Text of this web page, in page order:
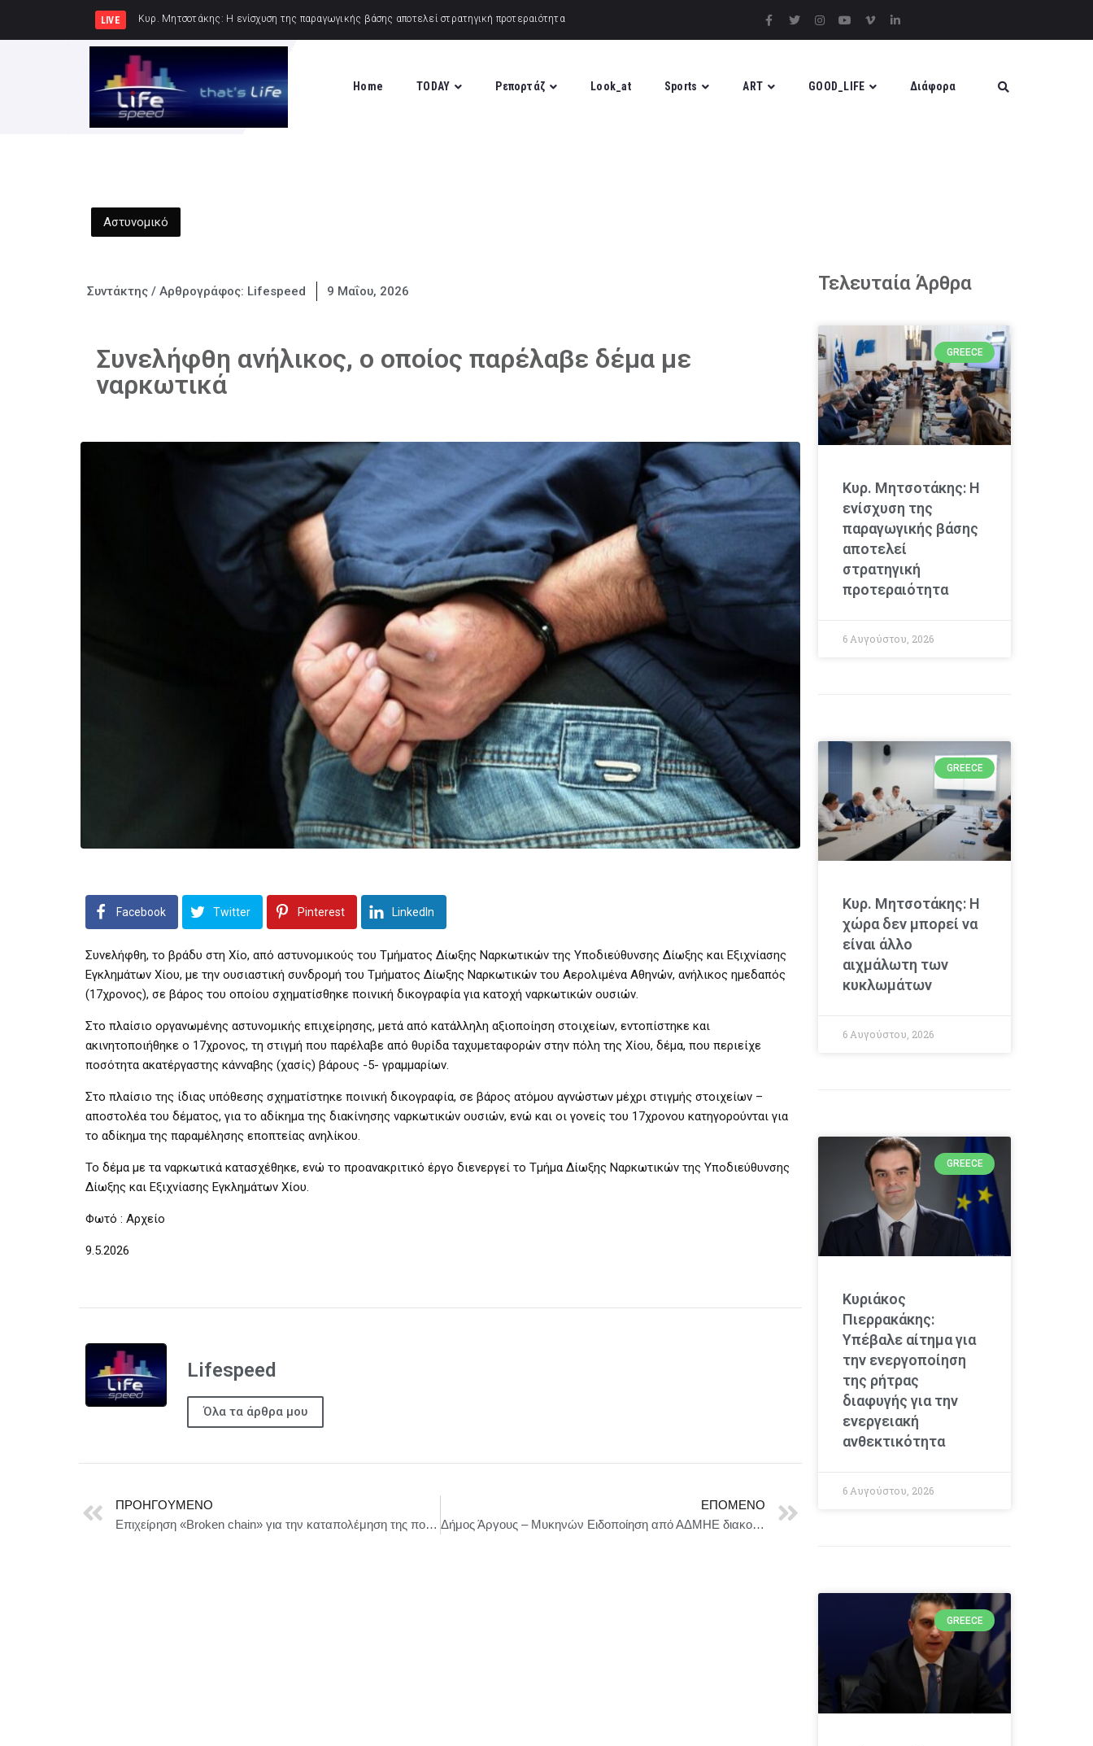
LIVE Κυρ. Μητσοτάκης: Η
Home TODAY Ρεπορτάζ Look_at Sports ART GOOD_LIFE Διάφορα
Αστυνομικό
Συντάκτης / Αρθρογράφος: Lifespeed 9 Μαΐου, 2026
Συνελήφθη ανήλικος, ο οποίος παρέλαβε δέμα με
ναρκωτικά
Facebook Twitter Pinterest LinkedIn
Συνελήφθη, το βράδυ στη Χίο, από αστυνομικούς του Τμήματος Δίωξης Ναρκωτικών της Υποδιεύθυνσης Δίωξης και Εξιχνίασης
Εγκλημάτων Χίου, με την ουσιαστική συνδρομή του Τμήματος Δίωξης Ναρκωτικών του Αερολιμένα Αθηνών, ανήλικος ημεδαπός
(17χρονος), σε βάρος του οποίου σχηματίσθηκε ποινική δικογραφία για κατοχή ναρκωτικών ουσιών.
Στο πλαίσιο οργανωμένης αστυνομικής επιχείρησης, μετά από κατάλληλη αξιοποίηση στοιχείων, εντοπίστηκε και
ακινητοποιήθηκε ο 17χρονος, τη στιγμή που παρέλαβε από θυρίδα ταχυμεταφορών στην πόλη της Χίου, δέμα, που περιείχε
ποσότητα ακατέργαστης κάνναβης (χασίς) βάρους -5- γραμμαρίων.
Στο πλαίσιο της ίδιας υπόθεσης σχηματίστηκε ποινική δικογραφία, σε βάρος ατόμου αγνώστων μέχρι στιγμής στοιχείων –
αποστολέα του δέματος, για το αδίκημα της διακίνησης ναρκωτικών ουσιών, ενώ και οι γονείς του 17χρονου κατηγορούνται για
το αδίκημα της παραμέλησης εποπτείας ανηλίκου.
Το δέμα με τα ναρκωτικά κατασχέθηκε, ενώ το προανακριτικό έργο διενεργεί το Τμήμα Δίωξης Ναρκωτικών της Υποδιεύθυνσης
Δίωξης και Εξιχνίασης Εγκλημάτων Χίου.
Φωτό : Αρχείο
9.5.2026
Lifespeed
Όλα τα άρθρα μου
ΠΡΟΗΓΟΎΜΕΝΟ
Επιχείρηση «Broken chain» για την καταπολέμηση της πορνογραφίας ανηλίκων μέσω διαδικτύου
ΕΠΌΜΕΝΟ
Δήμος Άργους – Μυκηνών Ειδοποίηση από ΑΔΜΗΕ διακοπής ηλεκτρονικού ρεύματος τη Δευτέρα 11/5
Τελευταία Άρθρα
GREECE
Κυρ. Μητσοτάκης: Η
ενίσχυση της
παραγωγικής βάσης
αποτελεί
στρατηγική
προτεραιότητα
6 Αυγούστου, 2026
GREECE
Κυρ. Μητσοτάκης: Η
χώρα δεν μπορεί να
είναι άλλο
αιχμάλωτη των
κυκλωμάτων
6 Αυγούστου, 2026
GREECE
Κυριάκος
Πιερρακάκης:
Υπέβαλε αίτημα για
την ενεργοποίηση
της ρήτρας
διαφυγής για την
ενεργειακή
ανθεκτικότητα
6 Αυγούστου, 2026
GREECE